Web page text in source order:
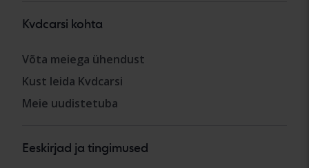
Kvdcarsi kohta
Võta meiega ühendust
Kust leida Kvdcarsi
Meie uudistetuba
Eeskirjad ja tingimused